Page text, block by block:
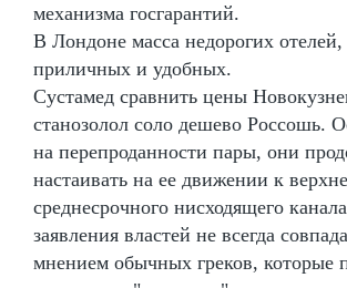
механизма госгарантий.
В Лондоне масса недорогих отелей,
приличных и удобных.
Сустамед сравнить цены
станозолол соло дешево Россошь.
на перепроданности пары, они
настаивать на ее движении к
среднесрочного нисходящего
заявления властей не всегда
мнением обычных греков, которые